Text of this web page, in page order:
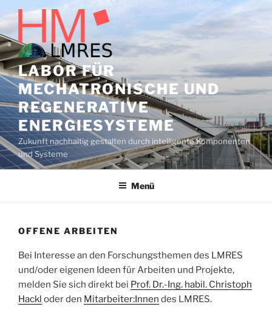
Zum
Inhalt
springen
LABOR FÜR
MECHATRONISCHE UND
REGENERATIVE
ENERGIESYSTEME
Zukunft nachhaltig gestalten durch intelligente Komponenten
und Systeme
Menü
OFFENE ARBEITEN
Bei Interesse an den Forschungsthemen des LMRES
und/oder eigenen Ideen für Arbeiten und Projekte,
melden Sie sich direkt bei Prof. Dr.-Ing. habil. Christoph
Hackl oder den Mitarbeiter:Innen des LMRES.